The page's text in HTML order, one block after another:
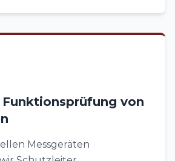
Funktionsprüfung von
Messgeräten